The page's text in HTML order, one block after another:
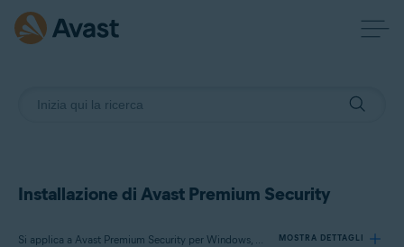
Installazione di Avast Premium Security
Si applica a Avast Premium Security per Windows, Avast Premium Security per Mac MOSTRA DETTAGLI